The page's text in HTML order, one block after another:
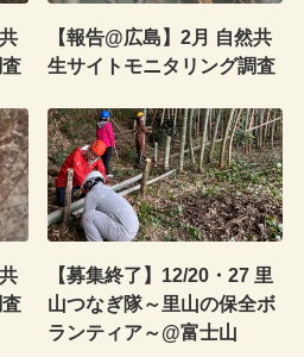
【報告@広島】2月 自然共
生サイトモニタリング調査
【募集終了】12/20・27 里
山つなぎ隊～里山の保全ボ
ランティア～@富士山